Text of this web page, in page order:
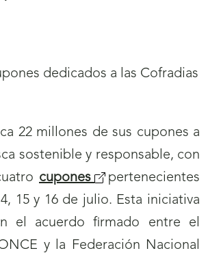
a
v
e
n
t
a
22 millones de sus cupones a
sostenible y responsable, con
cupones (
s
e
a
pertenecientes
15 y 16 de julio. Esta iniciativa
el acuerdo firmado entre el
y la Federación Nacional